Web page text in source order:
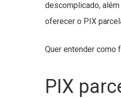
descomplicado,
oferecer o PIX
Quer entender como
PIX